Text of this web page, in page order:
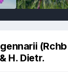
H. Dietr.